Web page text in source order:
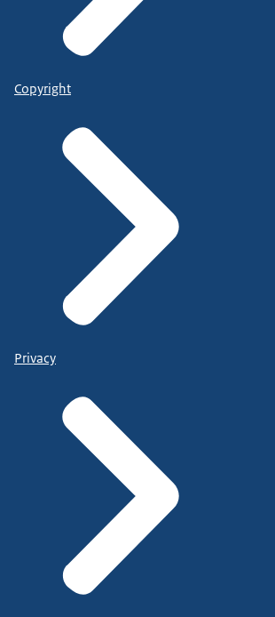
Copyright
Privacy